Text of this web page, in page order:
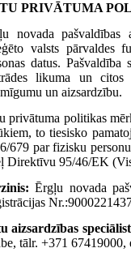
PRIVĀTUMA
novada pašvaldības
valsts pārvaldes
datus.
likuma un citos
un aizsardzību.
privātuma politikas
to tiesisko
679 par fizisku
Direktīvu 95/46/EK
Ērgļu novada
aizsardzības
tālr. +371 67419000,